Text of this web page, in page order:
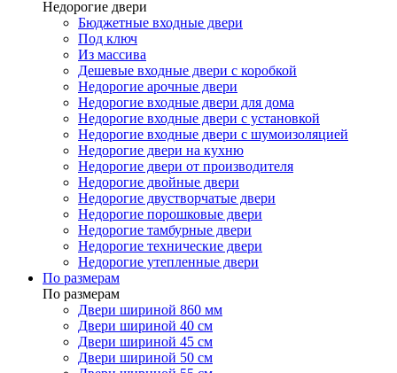
Недорогие двери
Бюджетные входные двери
Под ключ
Из массива
Дешевые входные двери с коробкой
Недорогие арочные двери
Недорогие входные двери для дома
Недорогие входные двери с установкой
Недорогие входные двери с шумоизоляцией
Недорогие двери на кухню
Недорогие двери от производителя
Недорогие двойные двери
Недорогие двустворчатые двери
Недорогие порошковые двери
Недорогие тамбурные двери
Недорогие технические двери
Недорогие утепленные двери
По размерам
По размерам
Двери шириной 860 мм
Двери шириной 40 см
Двери шириной 45 см
Двери шириной 50 см